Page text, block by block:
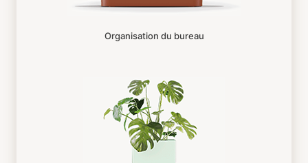
Organisation du bureau